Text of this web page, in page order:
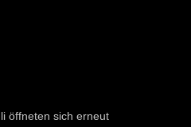
öffneten sich erneut